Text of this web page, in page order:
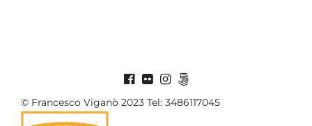
© Francesco Viganò 2023 Tel: 3486117045